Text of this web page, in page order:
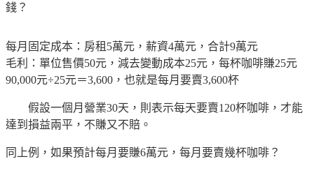
錢？
每月固定成本：房租5萬元，薪資4萬元，合計9萬元
毛利：單位售價50元，減去變動成本25元，每杯咖啡賺25元
90,000元÷25元＝3,600，也就是每月要賣3,600杯
假設一個月營業30天，則表示每天要賣120杯咖啡，才能
達到損益兩平，不賺又不賠。
同上例，如果預計每月要賺6萬元，每月要賣幾杯咖啡？